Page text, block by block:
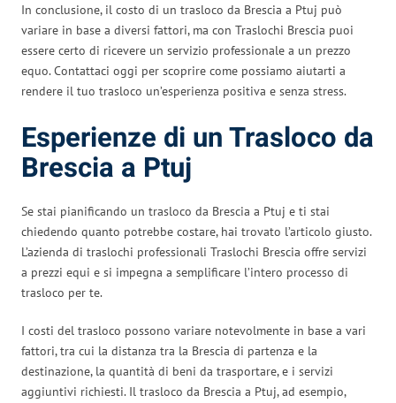
In conclusione, il costo di un trasloco da Brescia a Ptuj può
variare in base a diversi fattori, ma con Traslochi Brescia puoi
essere certo di ricevere un servizio professionale a un prezzo
equo. Contattaci oggi per scoprire come possiamo aiutarti a
rendere il tuo trasloco un’esperienza positiva e senza stress.
Esperienze di un Trasloco da
Brescia a Ptuj
Se stai pianificando un trasloco da Brescia a Ptuj e ti stai
chiedendo quanto potrebbe costare, hai trovato l’articolo giusto.
L’azienda di traslochi professionali Traslochi Brescia offre servizi
a prezzi equi e si impegna a semplificare l’intero processo di
trasloco per te.
I costi del trasloco possono variare notevolmente in base a vari
fattori, tra cui la distanza tra la Brescia di partenza e la
destinazione, la quantità di beni da trasportare, e i servizi
aggiuntivi richiesti. Il trasloco da Brescia a Ptuj, ad esempio,